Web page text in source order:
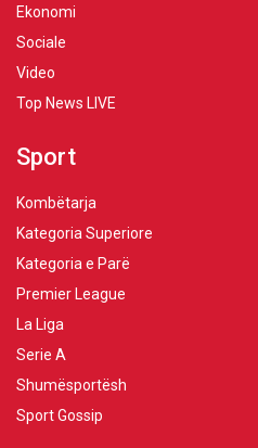
Ekonomi
Sociale
Video
Top News LIVE
Sport
Kombëtarja
Kategoria Superiore
Kategoria e Parë
Premier League
La Liga
Serie A
Shumësportësh
Sport Gossip